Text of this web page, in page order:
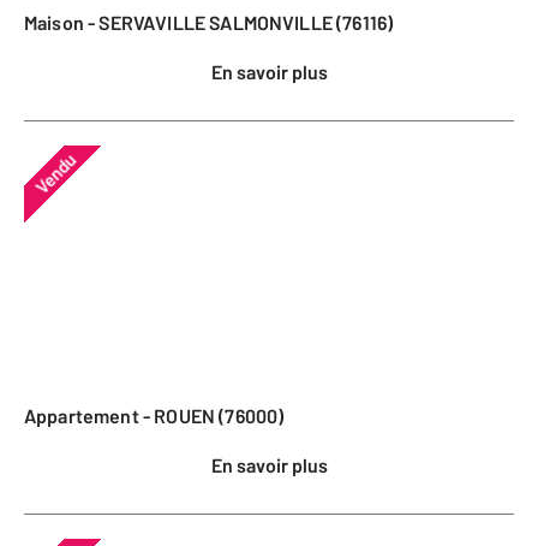
Maison - SERVAVILLE SALMONVILLE (76116)
En savoir plus
Vendu
Appartement - ROUEN (76000)
En savoir plus